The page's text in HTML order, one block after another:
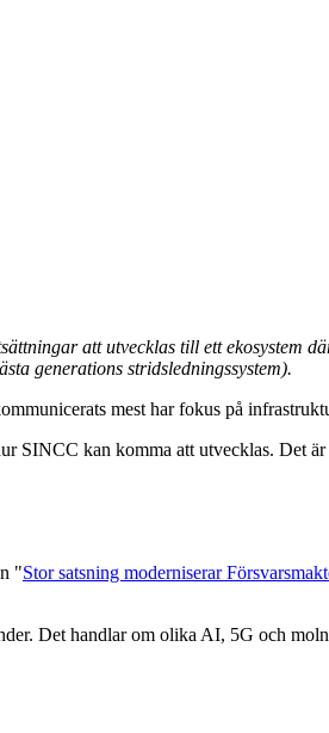
att utvecklas till ett ekosystem
generations stridsledningssystem).
mest har fokus på
SINCC kan komma att utvecklas. Det
"Stor satsning moderniserar
Det handlar om olika AI, 5G och